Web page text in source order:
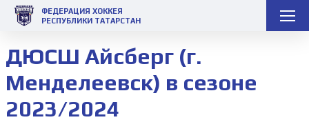
ФЕДЕРАЦИЯ ХОККЕЯ
РЕСПУБЛИКИ ТАТАРСТАН
ДЮСШ Айсберг (г.
Менделеевск) в сезоне
2023/2024